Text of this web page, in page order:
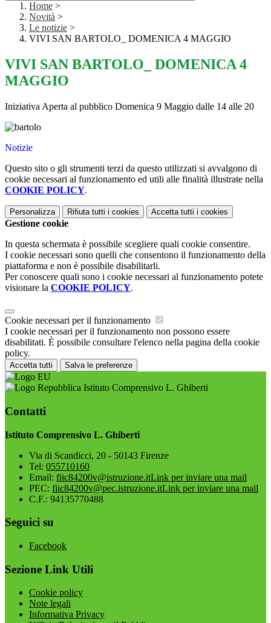
Home >
Novità >
Le notizie >
VIVI SAN BARTOLO_ DOMENICA 4 MAGGIO
VIVI SAN BARTOLO_ DOMENICA 4
MAGGIO
Iniziativa Aperta al pubblico Domenica 9 Maggio dalle 14 alle 20
Notizie
Questo sito o gli strumenti terzi da questo utilizzati si avvalgono di
cookie necessari al funzionamento ed utili alle finalità illustrate nella
COOKIE POLICY.
Personalizza Rifiuta tutti i cookies Accetta tutti i cookies
Gestione cookie
In questa schermata è possibile scegliere quali cookie consentire.
I cookie necessari sono quelli che consentono il funzionamento della
piattaforma e non è possibile disabilitarli.
Per conoscere quali sono i cookie necessari al funzionamento potete
visionare la COOKIE POLICY.
Cookie necessari per il funzionamento
I cookie necessari per il funzionamento non possono essere
disabilitati. È possibile consultare l'elenco nella pagina della cookie
policy.
Accetta tutti Salva le preferenze
Istituto Comprensivo L. Ghiberti
Contatti
Istituto Comprensivo L. Ghiberti
Via di Scandicci, 20 - 50143 Firenze
Tel: 055710160
Email: fiic84200v@istruzione.itLink per inviare una mail
PEC: fiic84200v@pec.istruzione.itLink per inviare una mail
C.F.: 94135770488
Seguici su
Facebook
Sezione Link Utili
Cookie policy
Note legali
Informativa Privacy